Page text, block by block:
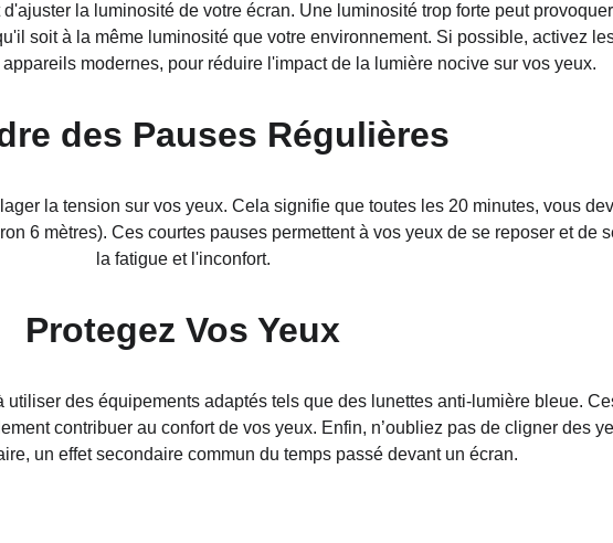
la luminosité de votre écran. Une luminosité trop forte peut
soit à la même luminosité que votre environnement. Si possible, activez
modernes, pour réduire l'impact de la lumière nocive sur vos yeux.
des Pauses Régulières
la tension sur vos yeux. Cela signifie que toutes les 20 minutes, vous
6 mètres). Ces courtes pauses permettent à vos yeux de se reposer et de
la fatigue et l'inconfort.
Protegez Vos Yeux
des équipements adaptés tels que des lunettes anti-lumière bleue.
contribuer au confort de vos yeux. Enfin, n’oubliez pas de cligner des
un effet secondaire commun du temps passé devant un écran.